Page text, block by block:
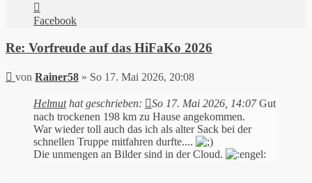
von
Rainer58
Facebook
Re: Vorfreude auf das HiFaKo 2026
Beitrag
von Rainer58 » So 17. Mai 2026, 20:08
Helmuthat geschrieben: So 17. Mai 2026, 14:07Gut
nach trockenen 198 km zu Hause angekommen.
War wieder toll auch das ich als alter Sack bei der
schnellen Truppe mitfahren durfte....
Die unmengen an Bilder sind in der Cloud.